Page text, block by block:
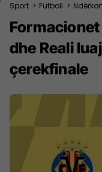
Sport > Futboll >
dhe Reali
çerekfinale